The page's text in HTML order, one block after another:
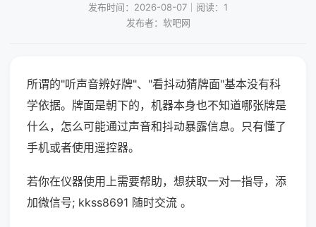
发布时间：2026-08-07｜阅读：1
发布者：软吧网
所谓的"听声音辨好牌"、"看抖动猜牌面"基本没有科
学依据。牌面是朝下的，机器本身也不知道哪张牌是
什么，怎么可能通过声音和抖动暴露信息。只有懂了
手机或者使用遥控器。
若你在仪器使用上需要帮助，想获取一对一指导，添
加微信号; kkss8691 随时交流 。